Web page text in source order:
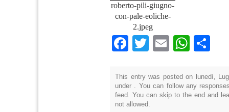
roberto-pili-giugno-
con-pale-eoliche-
2.jpeg
Facebook
TwitterEmail
This entry was posted on lunedì,
under . You can follow any
feed. You can skip to the end and
not allowed.